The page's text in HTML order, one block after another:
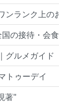
ンランク上
国の接待・会
グルメガイド
トゥーデイ
著"